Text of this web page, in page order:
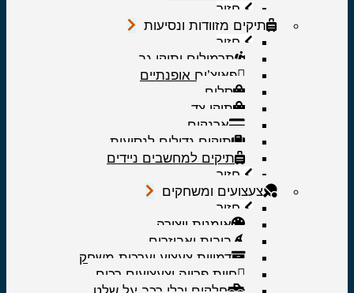
חזור
תיקים מזוודות ונסיעות
חזור
תרמילים ותיקי גב
פאוצ’ים אופנתיים
סלים
תיקי צד
ארנקים
תיקים גדולים לנסיעות
תיקים למחשבים ניידים
חזור
צעצועים ומשחקים
חזור
אומנות ויצירה
בובות ואביזרים
דמויות צעצוע וערכות משחק
חיות פרווה וצעצועים רכים